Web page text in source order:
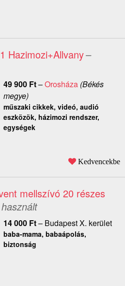
Hazimozi+Allvany–
49 900 Ft–Orosháza(Békés
megye)
műszaki cikkek, videó, audió
eszközök, házimozi rendszer,
egységek
Kedvencekbe
mellszívó 20 részes
14 000 Ft– Budapest X. kerület
baba-mama, babaápolás,
biztonság